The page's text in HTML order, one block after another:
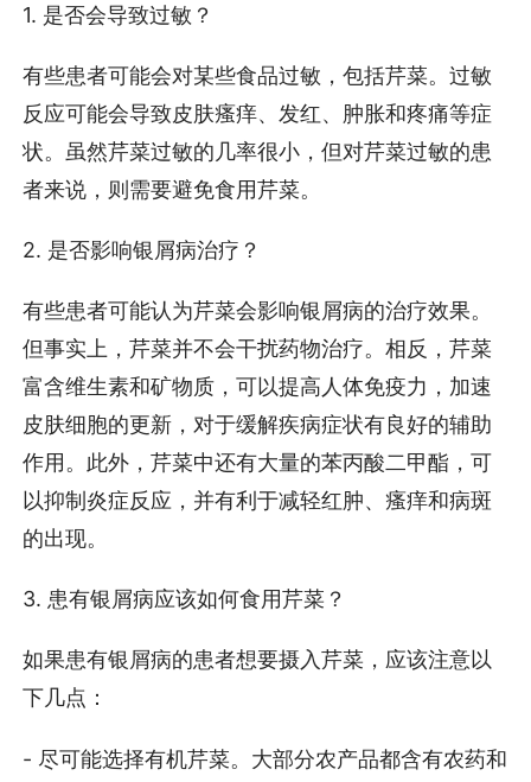
1. 是否会导致过敏？
有些患者可能会对某些食品过敏，包括芹菜。过敏
反应可能会导致皮肤瘙痒、发红、肿胀和疼痛等症
状。虽然芹菜过敏的几率很小，但对芹菜过敏的患
者来说，则需要避免食用芹菜。
2. 是否影响银屑病治疗？
有些患者可能认为芹菜会影响银屑病的治疗效果。
但事实上，芹菜并不会干扰药物治疗。相反，芹菜
富含维生素和矿物质，可以提高人体免疫力，加速
皮肤细胞的更新，对于缓解疾病症状有良好的辅助
作用。此外，芹菜中还有大量的苯丙酸二甲酯，可
以抑制炎症反应，并有利于减轻红肿、瘙痒和病斑
的出现。
3. 患有银屑病应该如何食用芹菜？
如果患有银屑病的患者想要摄入芹菜，应该注意以
下几点：
- 尽可能选择有机芹菜。大部分农产品都含有农药和